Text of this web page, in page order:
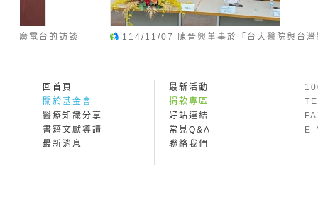
114/11/07 陳晉興董事於「台大醫院與台灣醫學
114/10/17
回首頁
關於基金會
醫療知識分享
書籍文獻導讀
最新消息
最新活動
捐款專區
好站連結
常見Q&A
聯絡我們